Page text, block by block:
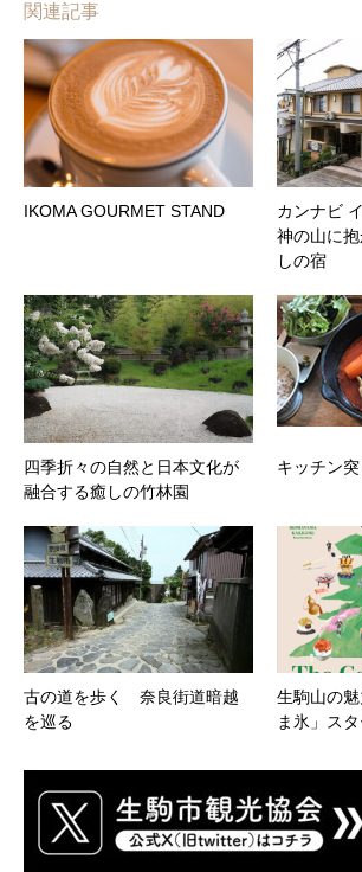
関連記事
IKOMA GOURMET STAND
カンナビ
神の山に
しの宿
四季折々の自然と日本文化が
融合する癒しの竹林園
キッチン突
古の道を歩く 奈良街道暗越
を巡る
生駒山の
ま氷」スタ